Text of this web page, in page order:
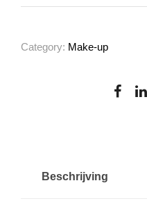
y
d
Category: Make-up
Beschrijving